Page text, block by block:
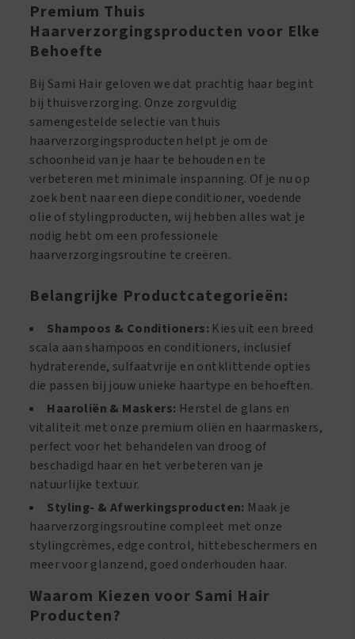
Premium Thuis
Haarverzorgingsproducten voor Elke
Behoefte
Bij Sami Hair geloven we dat prachtig haar begint
bij thuisverzorging. Onze zorgvuldig
samengestelde selectie van thuis
haarverzorgingsproducten helpt je om de
schoonheid van je haar te behouden en te
verbeteren met minimale inspanning. Of je nu op
zoek bent naar een diepe conditioner, voedende
olie of stylingproducten, wij hebben alles wat je
nodig hebt om een professionele
haarverzorgingsroutine te creëren.
Belangrijke Productcategorieën:
Shampoos & Conditioners: Kies uit een breed
scala aan shampoos en conditioners, inclusief
hydraterende, sulfaatvrije en ontklittende opties
die passen bij jouw unieke haartype en behoeften.
Haaroliën & Maskers: Herstel de glans en
vitaliteit met onze premium oliën en haarmaskers,
perfect voor het behandelen van droog of
beschadigd haar en het verbeteren van je
natuurlijke textuur.
Styling- & Afwerkingsproducten: Maak je
haarverzorgingsroutine compleet met onze
stylingcrèmes, edge control, hittebeschermers en
meer voor glanzend, goed onderhouden haar.
Waarom Kiezen voor Sami Hair
Producten?